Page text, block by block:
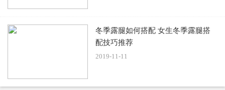
冬季露腿如何搭配 女生冬季露腿搭
配技巧推荐
2019-11-11